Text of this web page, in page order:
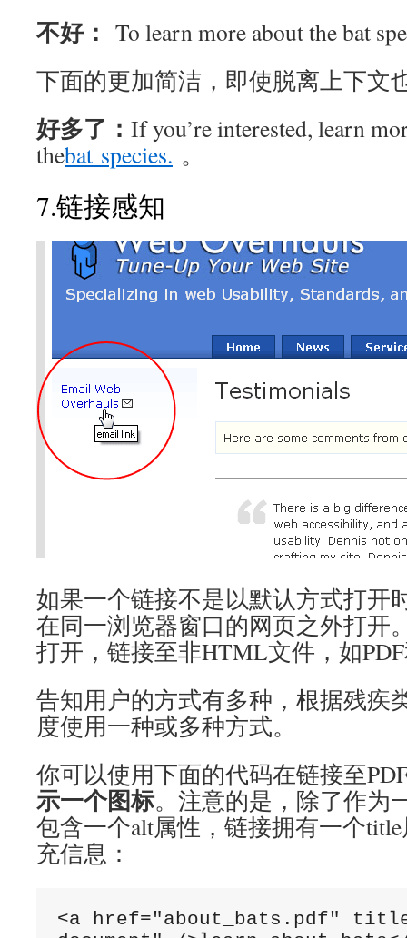
不好： To learn more about the bat
下面的更加简洁，即使脱离上下文
好多了： If you’re interested, learn
thebat species. 。
7.链接感知
如果一个链接不是以默认方式打开
在同一浏览器窗口的网页之外打开
打开，链接至非HTML文件，如
告知用户的方式有多种，根据残疾
度使用一种或多种方式。
你可以使用下面的代码在链接至
示一个图标。注意的是，除了作为
包含一个alt属性，链接拥有一个
充信息：
<a href="about_bats.pdf"